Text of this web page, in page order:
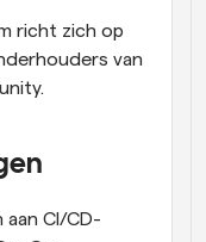
richt zich op
van
aan CI/CD-